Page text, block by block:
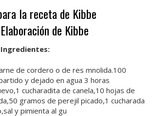
la receta de Kibbe
Elaboración de Kibbe
Ingredientes:
de cordero o de res mnolida.100
y dejado en agua 3 horas
cucharadita de canela,10 hojas de
gramos de perejil picado,1 cucharada
y pimienta al gu